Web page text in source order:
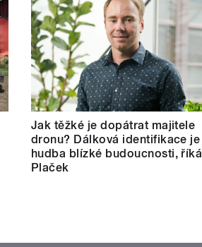
Jak těžké je dopátrat majitele
dronu? Dálková identifikace je
hudba blízké budoucnosti, říká
Plaček